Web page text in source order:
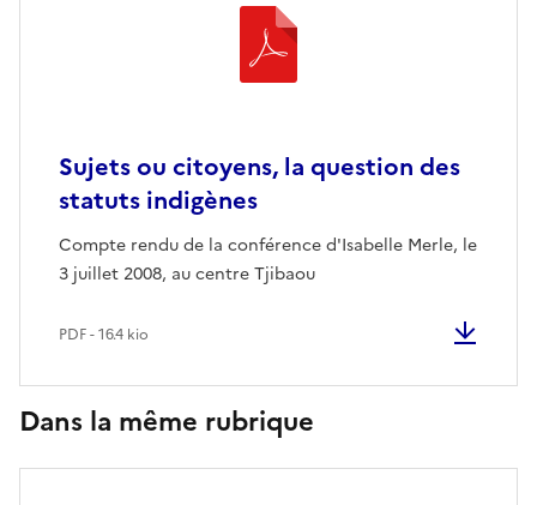
Sujets ou citoyens, la question des
statuts indigènes
Compte rendu de la conférence d'Isabelle Merle, le
3 juillet 2008, au centre Tjibaou
PDF - 16.4 kio
Dans la même rubrique